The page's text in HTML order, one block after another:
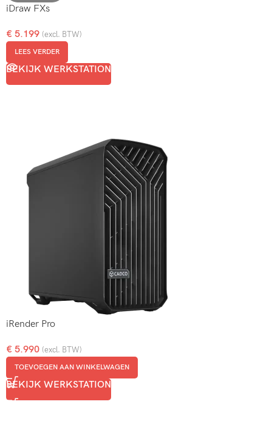
iDraw FXs
€ 5.199 (excl. BTW)
LEES VERDER
BEKIJK WERKSTATION
iRender Pro
€ 5.990 (excl. BTW)
TOEVOEGEN AAN WINKELWAGEN
BEKIJK WERKSTATION